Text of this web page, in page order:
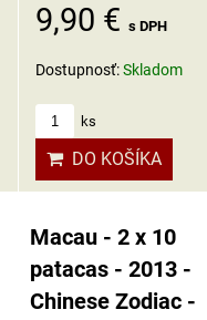
9,90 €s DPH
Dostupnosť:Skladom
ks
DO KOŠÍKA
Macau - 2 x 10
patacas - 2013 -
Chinese Zodiac -